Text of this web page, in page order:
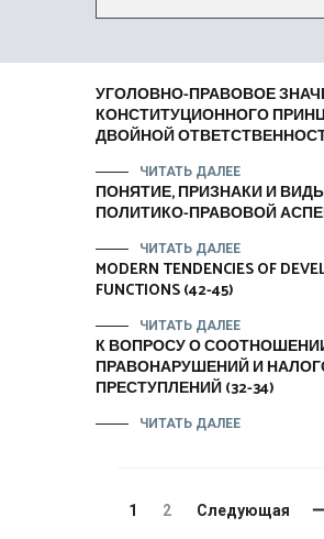
УГОЛОВНО-ПРАВОВОЕ
КОНСТИТУЦИОННОГО
ДВОЙНОЙ
ЧИТАТЬ ДАЛЕЕ
ПОНЯТИЕ, ПРИЗНАКИ И
ПОЛИТИКО-ПРАВОВОЙ
ЧИТАТЬ ДАЛЕЕ
MODERN TENDENCIES OF
FUNCTIONS (42-45)
ЧИТАТЬ ДАЛЕЕ
К ВОПРОСУ О
ПРАВОНАРУШЕНИЙ И
ПРЕСТУПЛЕНИЙ (32-34)
ЧИТАТЬ ДАЛЕЕ
Навигация
Страница
1 Страница
2 Следующая